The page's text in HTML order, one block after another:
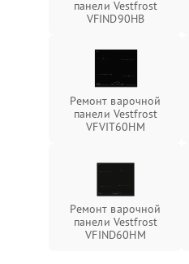
панели Vestfrost
VFIND90HB
Ремонт варочной
панели Vestfrost
VFVIT60HM
Ремонт варочной
панели Vestfrost
VFIND60HM